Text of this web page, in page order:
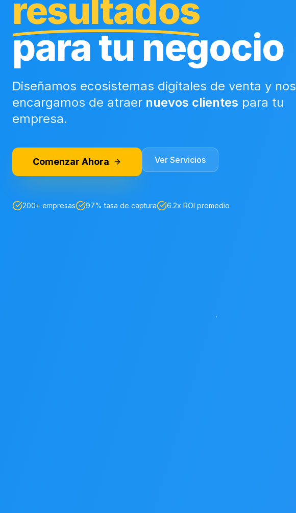
resultados
para tu negocio
Diseñamos ecosistemas digitales de venta y nos
encargamos de atraer nuevos clientes para tu
empresa.
Comenzar Ahora Ver Servicios
200+ empresas 97% tasa de captura 6.2x ROI promedio